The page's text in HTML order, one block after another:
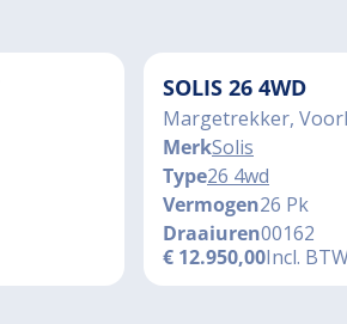
SOLIS 26 4WD
Margetrekker,
MerkSolis
Type26 4wd
Vermogen26 Pk
Draaiuren00162
€ 12.950,00Incl.